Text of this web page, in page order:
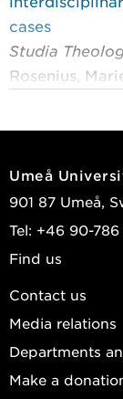
cases
Studia
Rosenius,
Girmalm,
2024
saknas ett
program för
Lärande och
41-80
Umeå
901 87 Umeå,
Tel: +46 90-
Find us
Contact us
Media relations
Departments
Make a